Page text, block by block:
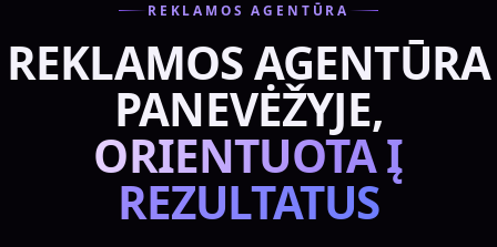
REKLAMOS AGENTŪRA
REKLAMOS AGENTŪRA
PANEVĖŽYJE,
ORIENTUOTA Į
REZULTATUS